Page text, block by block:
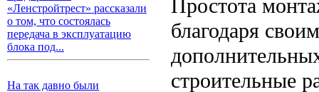
«Ленстройтрест» рассказали
о том, что состоялась
передача в эксплуатацию
блока под...
На так давно были
Простота
благодаря
строительные